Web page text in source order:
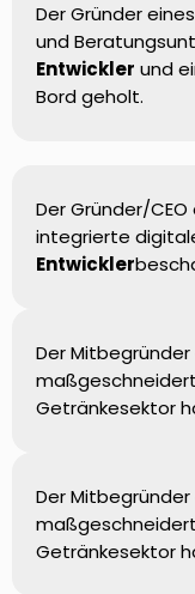
Der Gründer
und
Entwickler und
Bord geholt.
Der Gründer/
integrierte
Entwickler
Der
Getränkesektor
Der
Getränkesektor